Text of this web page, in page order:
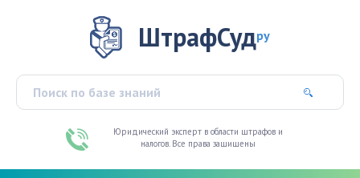
ШтрафСудру
Юридический эксперт в области штрафов и
налогов. Все права защищены